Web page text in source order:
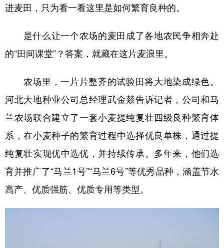
新疆 内蒙古 黑龙江
Русский язык 日本語 한국어
进麦田，只为看一看这里是如何繁育良种的。
是什么让一个农场的麦田成了各地农民争相奔赴
的“田间课堂”？答案，就藏在这片麦浪里。
农场里，一片片整齐的试验田将大地染成绿色。
河北大地种业公司总经理武金燚告诉记者，公司和马
兰农场联合建立了一套小麦提纯复壮四级良种繁育体
系，在小麦种子的繁育过程中选择优良单株，通过提
纯复壮实现优中选优，并持续传承。多年来，他们选
育并推广了“马兰1号”“马兰6号”等优秀品种，涵盖节水
高产、优质强筋、优质专用等类型。